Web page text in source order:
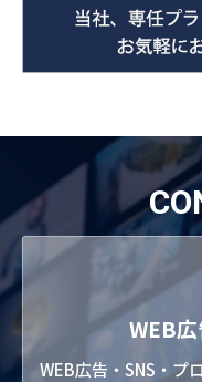
WEB
WEB広告・SNS・プ